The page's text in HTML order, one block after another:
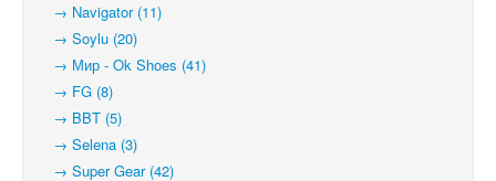
→ Navigator (11)
→ Soylu (20)
→ Мир - Ok Shoes (41)
→ FG (8)
→ BBT (5)
→ Selena (3)
→ Super Gear (42)